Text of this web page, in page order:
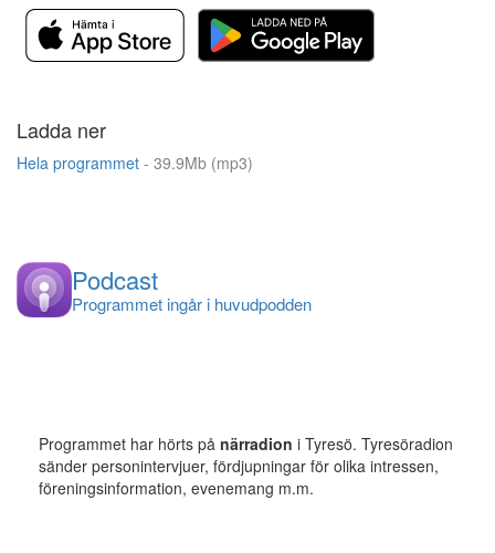
Ladda ner
Hela programmet - 39.9Mb (mp3)
Podcast
Programmet ingår i huvudpodden
Programmet har hörts på närradion i Tyresö. Tyresöradion
sänder personintervjuer, fördjupningar för olika intressen,
föreningsinformation, evenemang m.m.